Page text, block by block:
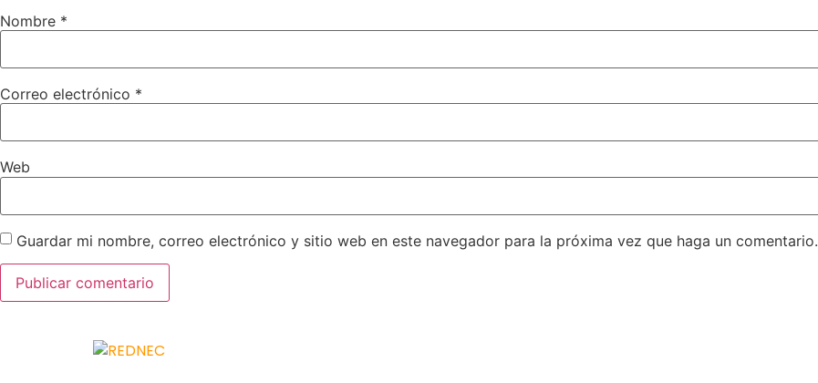
Nombre *
Correo electrónico *
Web
Guardar mi nombre, correo electrónico y sitio web en este navegador para la próxima vez que haga un comentario.